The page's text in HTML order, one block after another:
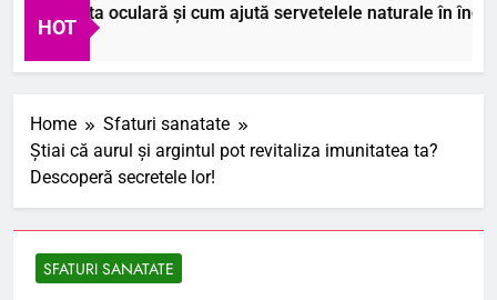
HOT
toaleta oculară și cum ajută servetelele naturale în îngrijirea
Home
Sfaturi sanatate
Știai că aurul și argintul pot revitaliza imunitatea ta?
Descoperă secretele lor!
SFATURI SANATATE